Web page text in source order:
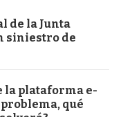
de la Junta
siniestro de
la plataforma e-
problema, qué